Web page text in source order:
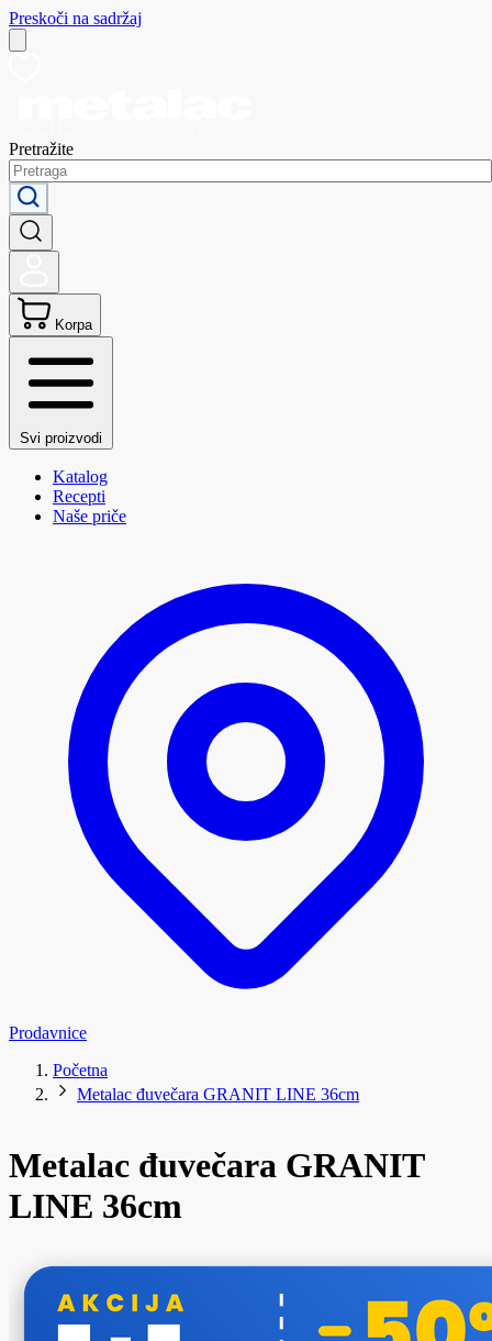
Preskoči na sadržaj
Pretražite
Korpa
Svi proizvodi
Katalog
Recepti
Naše priče
Prodavnice
Početna
Metalac đuvečara GRANIT LINE 36cm
Metalac đuvečara GRANIT
LINE 36cm